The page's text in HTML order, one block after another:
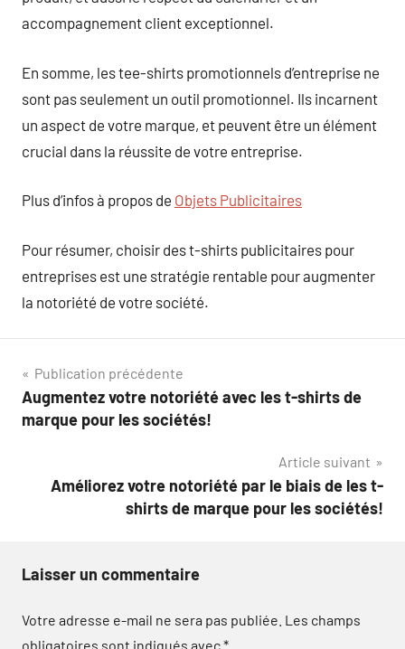
accompagnement client exceptionnel.
En somme, les tee-shirts promotionnels d’entreprise ne
sont pas seulement un outil promotionnel. Ils incarnent
un aspect de votre marque, et peuvent être un élément
crucial dans la réussite de votre entreprise.
Plus d’infos à propos de Objets Publicitaires
Pour résumer, choisir des t-shirts publicitaires pour
entreprises est une stratégie rentable pour augmenter
la notoriété de votre société.
Navigation
de
Publication précédente
Augmentez votre notoriété avec les t-shirts de
marque pour les sociétés!
Article suivant
Améliorez votre notoriété par le biais de les t-
shirts de marque pour les sociétés!
Laisser un commentaire
Votre adresse e-mail ne sera pas publiée. Les champs
obligatoires sont indiqués avec*